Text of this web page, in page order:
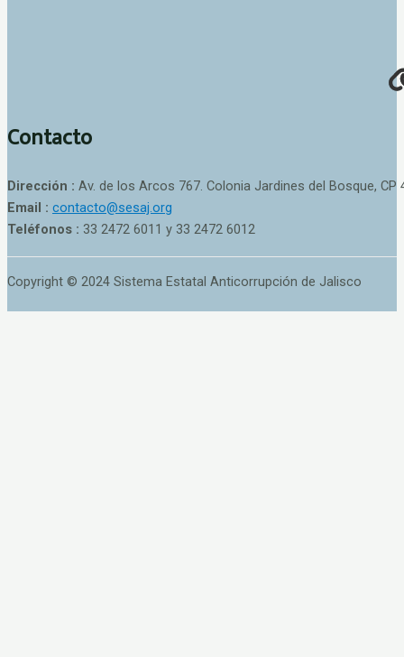
Contacto
Dirección : Av. de los Arcos 767. Colonia Jardines del Bosque, CP
Email : contacto@sesaj.org
Teléfonos : 33 2472 6011 y 33 2472 6012
Copyright © 2024 Sistema Estatal Anticorrupción de Jalisco